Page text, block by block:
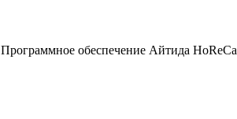
Программное обеспечение Айтида HoReCa